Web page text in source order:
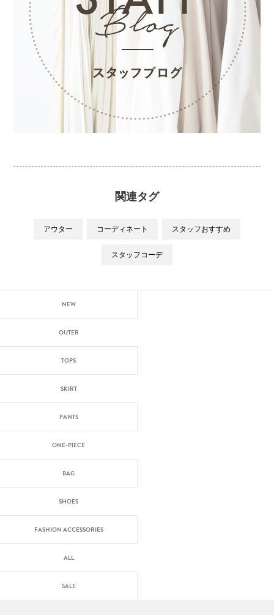
関連タグ
アウター コーディネート スタッフおすすめ
スタッフコーデ
NEW
OUTER
TOPS
SKIRT
PANTS
ONE-PIECE
BAG
SHOES
FASHION ACCESSORIES
ALL
SALE